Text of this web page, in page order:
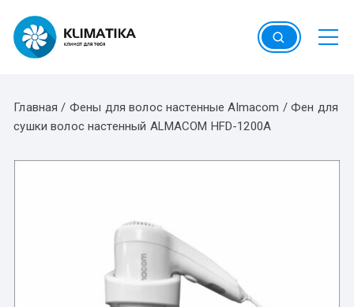
содержимому
Главная / Фены для волос настенные Almacom /Фен для
сушки волос настенный ALMACOM HFD-1200A